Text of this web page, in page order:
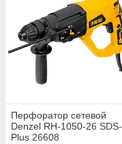
Перфоратор сетевой
Denzel RH-1050-26 SDS-
Plus 26608